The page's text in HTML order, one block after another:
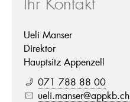
Ueli Manser
Direktor
Hauptsitz Appenzell
071 788 88 00
ueli.manser@appkb.ch